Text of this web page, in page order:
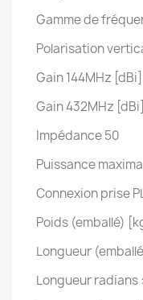
Gamme de
Polarisation
Gain 144MHz
Gain 432MHz
Impédance 50
Puissance
Connexion prise
Poids (emballé)
Longueur
Longueur radians